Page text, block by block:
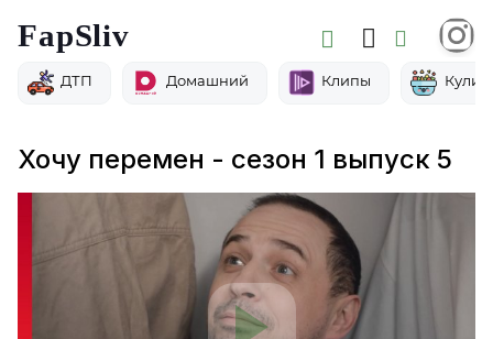
FapSliv
ДТП Домашний Клипы
Хочу перемен - сезон 1 выпуск 5